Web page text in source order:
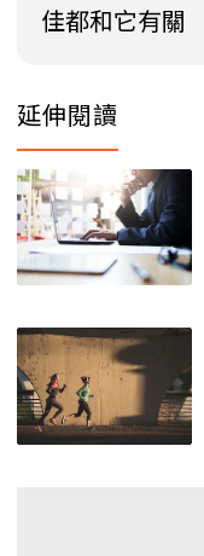
佳都和它有關
延伸閱讀